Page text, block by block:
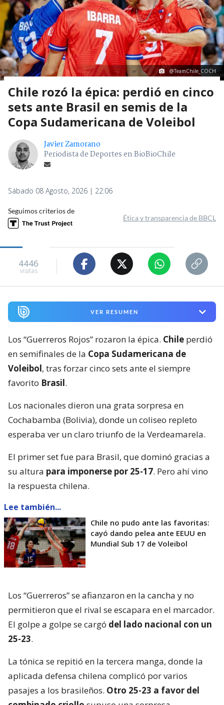
@TeamChile_COCH
Chile rozó la épica: perdió en cinco
sets ante Brasil en semis de la
Copa Sudamericana de Voleibol
Javier Zamorano
Periodista de Deportes en BioBioChile
Sábado 08 Agosto, 2026 | 22:06
Seguimos criterios de
Ética y transparencia de BBCL
4446
visitas
VER RESUMEN
Los “Guerreros Rojos” rozaron la épica. Chile perdió
en semifinales de la Copa Sudamericana de
Voleibol, tras forzar cinco sets ante el siempre
favorito Brasil.
Los nacionales dieron una grata sorpresa en
Cochabamba (Bolivia), donde un coliseo repleto
esperaba ver un claro triunfo de la Verdeamarela.
El primer set fue para Brasil, que dominó gracias a
su altura para imponerse por 25-17. Pero ahí vino
la respuesta chilena.
Lee también...
Chile no pudo ante las favoritas:
cayó dando pelea ante EEUU en
Mundial Sub 17 de Voleibol
Los “Guerreros” se afianzaron en la cancha y no
permitieron que el rival se escapara en el marcador.
El golpe a golpe se cargó del lado nacional con un
25-23.
La tónica se repitió en la tercera manga, donde la
aplicada defensa chilena complicó por varios
pasajes a los brasileños. Otro 25-23 a favor del